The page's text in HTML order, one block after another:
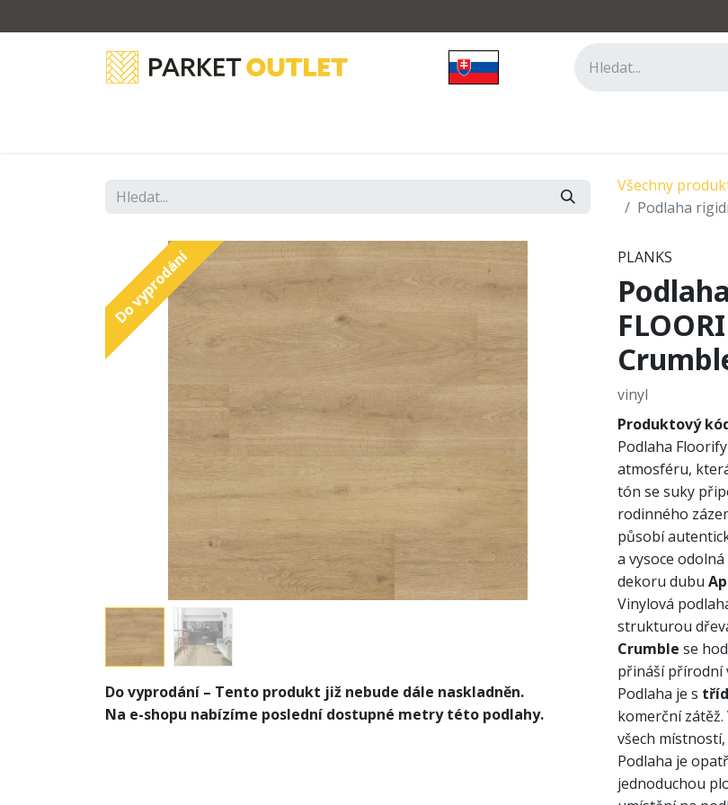
Všechny
Podlaha
Do vyprodání
Do vyprodání – Tento produkt již nebude dále naskladněn.
Na e-shopu nabízíme poslední dostupné metry této podlahy.
PLANKS
vinyl
Produktový
Podlaha
atmosféru,
tón se suky
rodinného
působí
a vysoce
dekoru dubu
Vinylová
strukturou
Crumble se
přináší přírodní
Podlaha je s
komerční
všech
Podlaha je
jednoduchou